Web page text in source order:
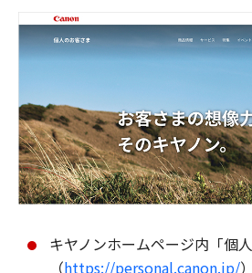
キヤノンホームページ内「個
（https://personal.canon.jp/